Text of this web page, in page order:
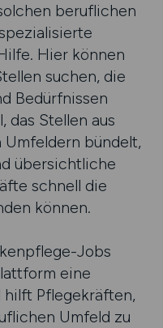
beruflichen
Hier können
suchen, die
Bedürfnissen
das Stellen aus
bündelt,
übersichtliche
schnell die
können.
Jobs
eine
hilft Pflegekräften,
Umfeld zu